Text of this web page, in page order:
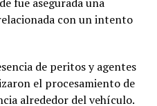
con un intento
de peritos y agentes
el procesamiento de
alrededor del vehículo.